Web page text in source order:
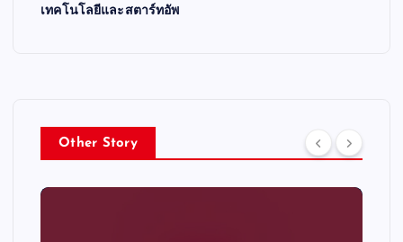
เทคโนโลยีและสตาร์ทอัพ
Other Story